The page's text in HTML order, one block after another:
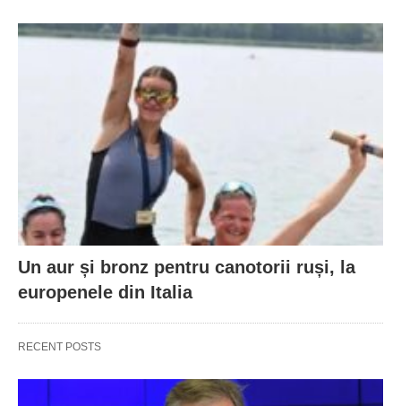
Un aur și bronz pentru canotorii ruși, la
europenele din Italia
RECENT POSTS